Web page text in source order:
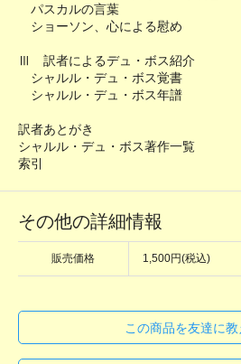
パスカルの言葉
ショーソン、心による慰め
Ⅲ 訳者によるデュ・ボス紹介
シャルル・デュ・ボス覚書
シャルル・デュ・ボス年譜
訳者あとがき
シャルル・デュ・ボス著作一覧
索引
その他の詳細情報
販売価格 1,500円(税込)
この商品を友達に教